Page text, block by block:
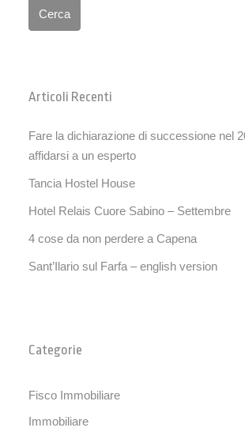
Cerca
Articoli Recenti
Fare la dichiarazione di successione nel
affidarsi a un esperto
Tancia Hostel House
Hotel Relais Cuore Sabino – Settembre
4 cose da non perdere a Capena
Sant’Ilario sul Farfa – english version
Categorie
Fisco Immobiliare
Immobiliare